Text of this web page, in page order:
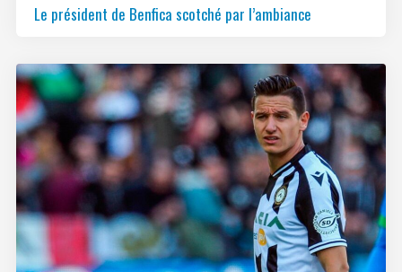
Le président de Benfica scotché par l’ambiance